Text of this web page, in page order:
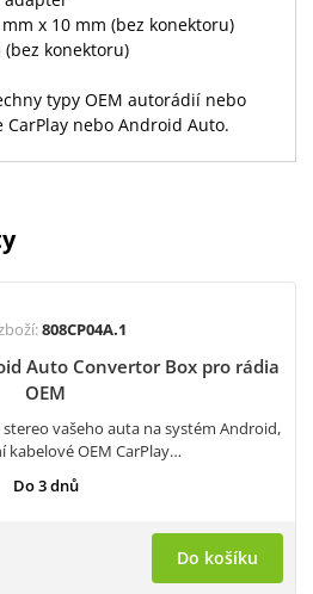
x 10 mm (bez konektoru)
(bez konektoru)
typy OEM autorádií nebo
nebo Android Auto.
808CP04A.1
Auto Convertor Box pro rádia
OEM
vašeho auta na systém Android,
kabelové OEM CarPlay…
Do 3 dnů
Do košíku